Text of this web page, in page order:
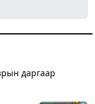
даргаар